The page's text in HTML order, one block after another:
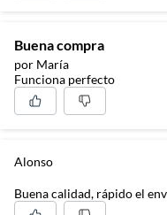
Buena compra
por María
Funciona perfecto
Alonso
Buena calidad, rápido el